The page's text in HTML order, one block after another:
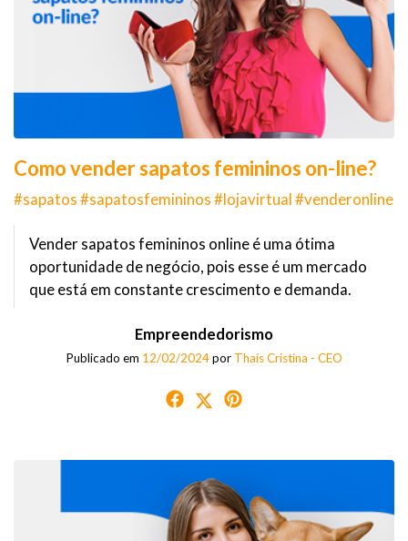
Como vender sapatos femininos on-line?
#sapatos #sapatosfemininos #lojavirtual #venderonline
Vender sapatos femininos online é uma ótima
oportunidade de negócio, pois esse é um mercado
que está em constante crescimento e demanda.
Empreendedorismo
Publicado em 12/02/2024por Thaís Cristina - CEO